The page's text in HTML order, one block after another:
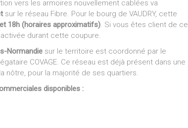
vers les armoires nouvellement cablées va
sur le réseau Fibre. Pour le bourg de VAUDRY, cette
18h (horaires approximatifs). Si vous êtes client de ce
durant cette coupure.
Normandie sur le territoire est coordonné par le
COVAGE. Ce réseau est déjà présent dans une
nôtre, pour la majorité de ses quartiers.
disponibles :